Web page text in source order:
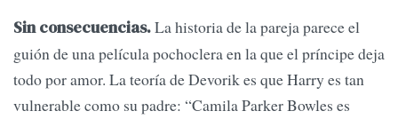
Sin consecuencias.La historia de la pareja parece el
guión de una película pochoclera en la que el príncipe deja
todo por amor. La teoría de Devorik es que Harry es tan
vulnerable como su padre: “Camila Parker Bowles es